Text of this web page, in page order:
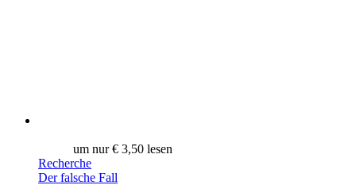
um nur € 3,50 lesen
Recherche
Der falsche Fall